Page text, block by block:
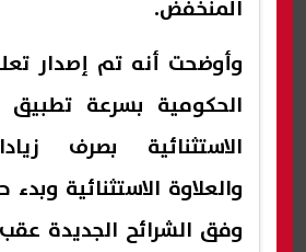
المنخفض.
وأوضحت أنه تم إصدار
الحكومية بسرعة تطبيق
الاستثنائية بصرف
والعلاوة الاستثنائية
وفق الشرائح الجديدة